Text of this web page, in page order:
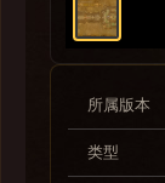
所属版本
类型